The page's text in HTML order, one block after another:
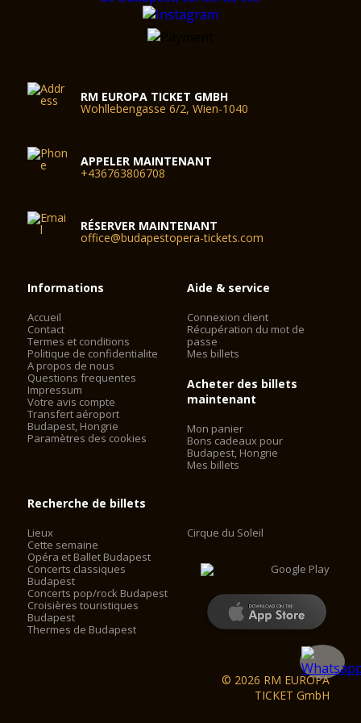
RM EUROPA TICKET GMBH
Wohllebengasse 6/2, Wien-1040
APPELER MAINTENANT
+436763806708
RÉSERVER MAINTENANT
office@budapestopera-tickets.com
Informations
Accueil
Contact
Termes et conditions
Politique de confidentialite
A propos de nous
Questions frequentes
Impressum
Votre avis compte
Transfert aéroport
Budapest, Hongrie
Paramètres des cookies
Aide & service
Connexion client
Récupération du mot de
passe
Mes billets
Acheter des billets
maintenant
Mon panier
Bons cadeaux pour
Budapest, Hongrie
Mes billets
Recherche de billets
Lieux
Cette semaine
Opéra et Ballet Budapest
Concerts classiques
Budapest
Concerts pop/rock Budapest
Croisières touristiques
Budapest
Thermes de Budapest
Cirque du Soleil
© 2026 RM EUROPA
TICKET GmbH